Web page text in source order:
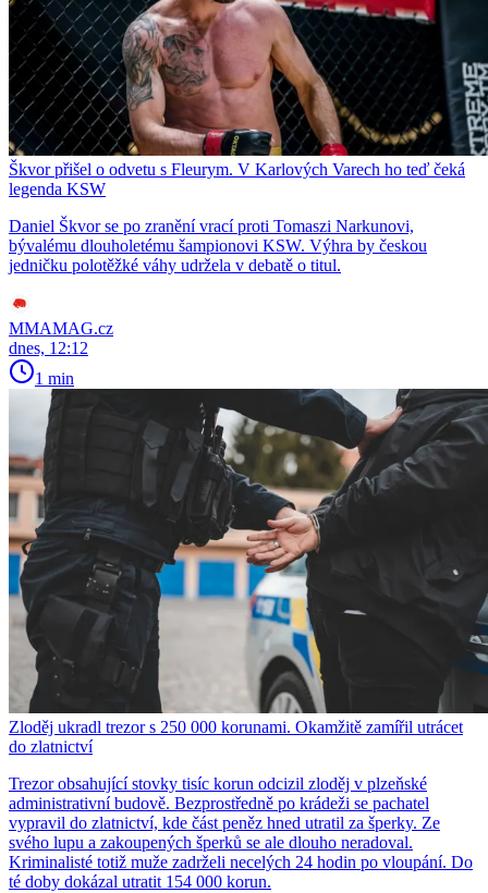
Škvor přišel o odvetu s Fleurym. V Karlových Varech ho teď čeká
legenda KSW
Daniel Škvor se po zranění vrací proti Tomaszi Narkunovi,
bývalému dlouholetému šampionovi KSW. Výhra by českou
jedničku polotěžké váhy udržela v debatě o titul.
MMAMAG.cz
dnes, 12:12
1 min
Zloděj ukradl trezor s 250 000 korunami. Okamžitě zamířil utrácet
do zlatnictví
Trezor obsahující stovky tisíc korun odcizil zloděj v plzeňské
administrativní budově. Bezprostředně po krádeži se pachatel
vypravil do zlatnictví, kde část peněz hned utratil za šperky. Ze
svého lupu a zakoupených šperků se ale dlouho neradoval.
Kriminalisté totiž muže zadrželi necelých 24 hodin po vloupání. Do
té doby dokázal utratit 154 000 korun.